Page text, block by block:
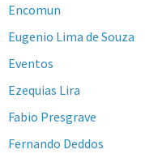
Encomun
Eugenio Lima de Souza
Eventos
Ezequias Lira
Fabio Presgrave
Fernando Deddos